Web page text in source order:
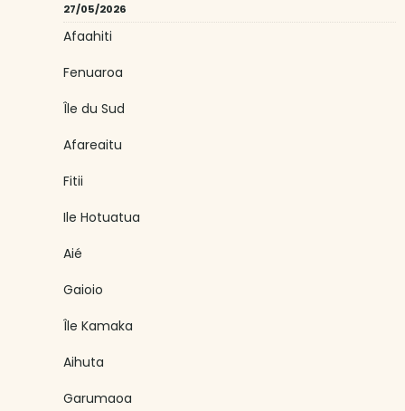
27/05/2026
Afaahiti
Fenuaroa
Île du Sud
Afareaitu
Fitii
Ile Hotuatua
Aié
Gaioio
Île Kamaka
Aihuta
Garumaoa